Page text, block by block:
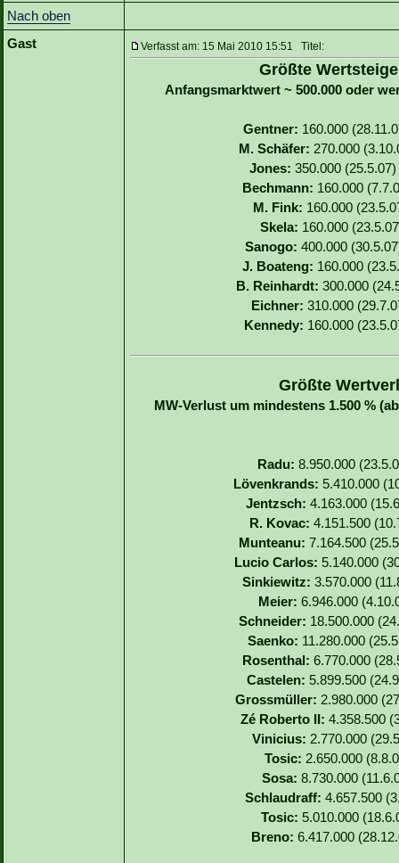
Nach oben
Gast
Verfasst am: 15 Mai 2010 15:51 Titel:
Größte
Anfangsmarktwert ~ 500.000 oder
Gentner: 160.000
M. Schäfer: 270.000
Jones: 350.000
Bechmann: 160.000
M. Fink: 160.000
Skela: 160.000
Sanogo: 400.000
J. Boateng: 160.000
B. Reinhardt:300.000
Eichner: 310.000
Kennedy: 160.000
Größte
MW-Verlust um mindestens 1.500 %
Radu: 8.950.000
Lövenkrands: 5.410.000
Jentzsch: 4.163.000
R. Kovac: 4.151.500
Munteanu: 7.164.500
Lucio Carlos: 5.140.000
Sinkiewitz: 3.570.000
Meier: 6.946.000
Schneider: 18.500.000
Saenko: 11.280.000
Rosenthal: 6.770.000
Castelen: 5.899.500
Grossmüller: 2.980.000
Zé Roberto II: 4.358.500
Vinicius: 2.770.000
Tosic: 2.650.000
Sosa: 8.730.000
Schlaudraff: 4.657.500
Tosic: 5.010.000
Breno: 6.417.000